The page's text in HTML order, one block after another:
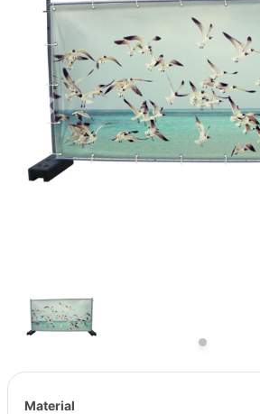
Previous
Material